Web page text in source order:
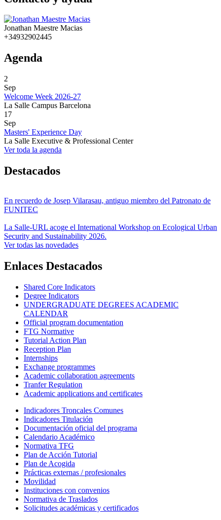
Jonathan Maestre Macias
+34932902445
Agenda
2
Sep
Welcome Week 2026-27
La Salle Campus Barcelona
17
Sep
Masters' Experience Day
La Salle Executive & Professional Center
Ver toda la agenda
Destacados
En recuerdo de Josep Vilarasau, antiguo miembro del Patronato de
FUNITEC
La Salle-URL acoge el International Workshop on Ecological Urban
Security and Sustainability 2026.
Ver todas las novedades
Enlaces Destacados
Shared Core Indicators
Degree Indicators
UNDERGRADUATE DEGREES ACADEMIC
CALENDAR
Official program documentation
FTG Normative
Tutorial Action Plan
Reception Plan
Internships
Exchange programmes
Academic collaboration agreements
Tranfer Regulation
Academic applications and certificates
Indicadores Troncales Comunes
Indicadores Titulación
Documentación oficial del programa
Calendario Académico
Normativa TFG
Plan de Acción Tutorial
Plan de Acogida
Prácticas externas / profesionales
Movilidad
Instituciones con convenios
Normativa de Traslados
Solicitudes académicas y certificados